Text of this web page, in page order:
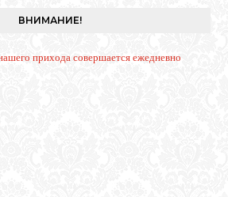
a
ВНИМАНИЕ!
прихода совершается ежедневно